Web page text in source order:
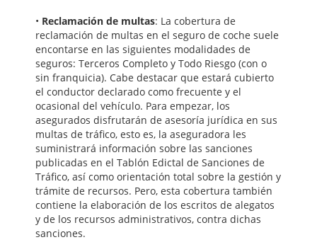
• Reclamación de multas: La cobertura de
reclamación de multas en el seguro de coche suele
encontarse en las siguientes modalidades de
seguros: Terceros Completo y Todo Riesgo (con o
sin franquicia). Cabe destacar que estará cubierto
el conductor declarado como frecuente y el
ocasional del vehículo. Para empezar, los
asegurados disfrutarán de asesoría jurídica en sus
multas de tráfico, esto es, la aseguradora les
suministrará información sobre las sanciones
publicadas en el Tablón Edictal de Sanciones de
Tráfico, así como orientación total sobre la gestión y
trámite de recursos. Pero, esta cobertura también
contiene la elaboración de los escritos de alegatos
y de los recursos administrativos, contra dichas
sanciones.